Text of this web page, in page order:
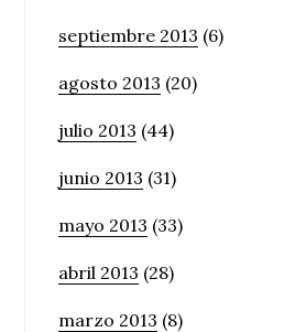
septiembre 2013 (6)
agosto 2013 (20)
julio 2013 (44)
junio 2013 (31)
mayo 2013 (33)
abril 2013 (28)
marzo 2013 (8)